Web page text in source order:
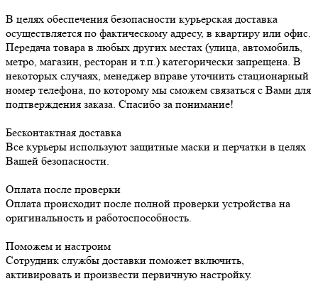
В целях обеспечения безопасности курьерская доставка
осуществляется по фактическому адресу, в квартиру или офис.
Передача товара в любых других местах (улица, автомобиль,
метро, магазин, ресторан и т.п.) категорически запрещена. В
некоторых случаях, менеджер вправе уточнить стационарный
номер телефона, по которому мы сможем связаться с Вами для
подтверждения заказа. Спасибо за понимание!
Бесконтактная доставка
Все курьеры используют защитные маски и перчатки в целях
Вашей безопасности.
Оплата после проверки
Оплата происходит после полной проверки устройства на
оригинальность и работоспособность.
Поможем и настроим
Сотрудник службы доставки поможет включить,
активировать и произвести первичную настройку.